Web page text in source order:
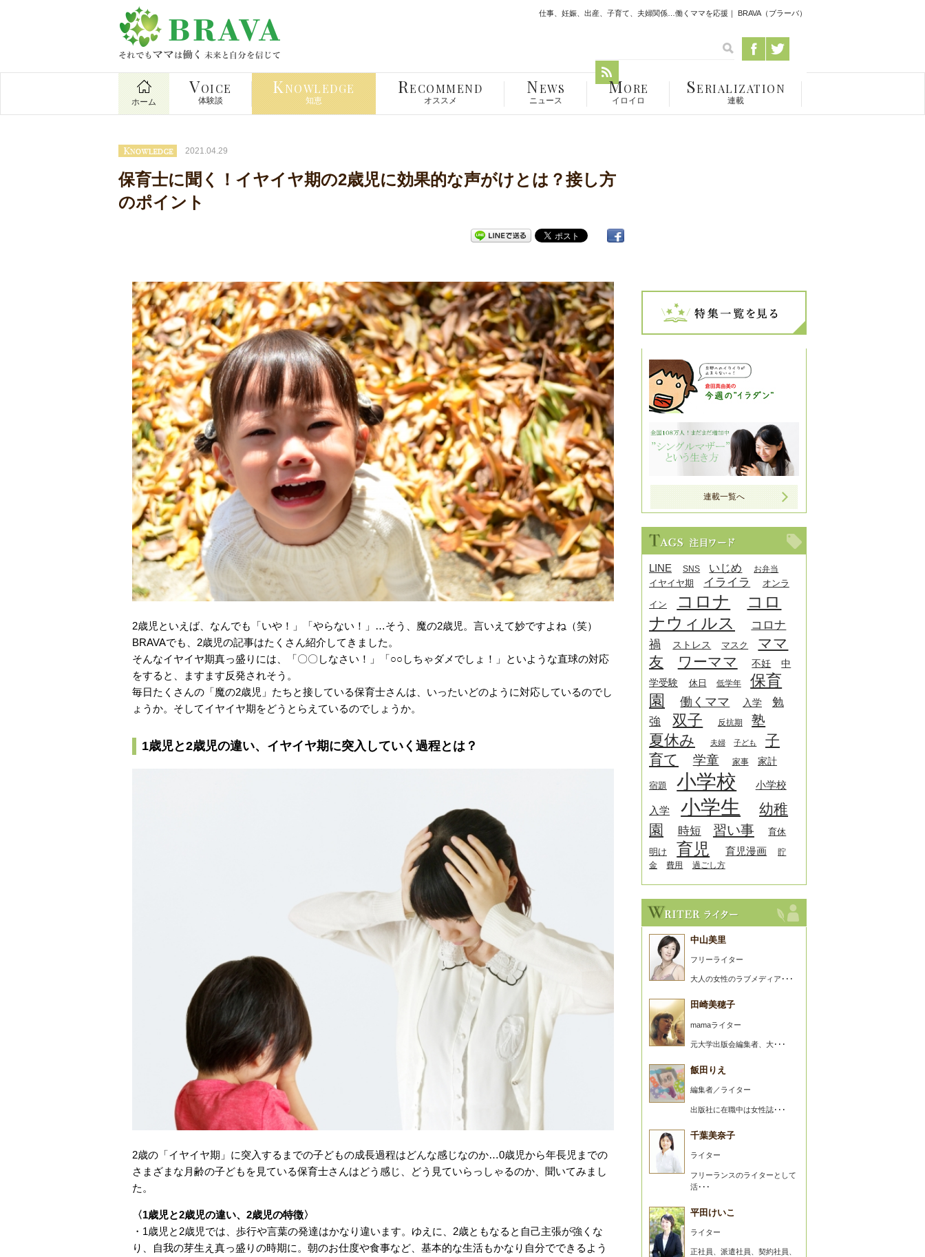
仕事、妊娠、出産、子育て、夫婦関係…働くママを応援｜ BRAVA（ブラーバ）
ホーム
VOICE
体験談
KNOWLEDGE
知恵
RECOMMEND
オススメ
NEWS
ニュース
MORE
イロイロ
SERIALIZATION
連載
2021.04.29
保育士に聞く！イヤイヤ期の2歳児に効果的な声がけとは？接し方
のポイント
2歳児といえば、なんでも「いや！」「やらない！」…そう、魔の2歳児。言いえて妙ですよね（笑）
BRAVAでも、2歳児の記事はたくさん紹介してきました。
そんなイヤイヤ期真っ盛りには、「〇〇しなさい！」「○○しちゃダメでしょ！」といような直球の対応
をすると、ますます反発されそう。
毎日たくさんの「魔の2歳児」たちと接している保育士さんは、いったいどのように対応しているのでし
ょうか。そしてイヤイヤ期をどうとらえているのでしょうか。
1歳児と2歳児の違い、イヤイヤ期に突入していく過程とは？
2歳の「イヤイヤ期」に突入するまでの子どもの成長過程はどんな感じなのか…0歳児から年長児までの
さまざまな月齢の子どもを見ている保育士さんはどう感じ、どう見ていらっしゃるのか、聞いてみまし
た。
〈1歳児と2歳児の違い、2歳児の特徴〉
・1歳児と2歳児では、歩行や言葉の発達はかなり違います。ゆえに、2歳ともなると自己主張が強くな
り、自我の芽生え真っ盛りの時期に。朝のお仕度や食事など、基本的な生活もかなり自分でできるよう
連載一覧へ
LINE SNS いじめ お弁当
イヤイヤ期 イライラ オンラ
イン コロナ
コロ
ナウィルス
コロナ
禍
ストレス マスク
ママ
友
ワーママ 不妊
中
学受験
休日 低学年
保育
園
働くママ 入学
勉
強
双子 反抗期 塾
夏休み 夫婦 子ども
子
育て
学童 家事 家計
宿題 小学校 小学校
入学 小学生
幼稚
園
時短 習い事
育休
明け
育児 育児漫画
貯
金
費用 過ごし方
中山美里
フリーライター
大人の女性のラブメディア･･･
田崎美穂子
mamaライター
元大学出版会編集者、大･･･
飯田りえ
編集者／ライター
出版社に在職中は女性誌･･･
千葉美奈子
ライター
フリーランスのライターとして
活･･･
平田けいこ
ライター
正社員、派遣社員、契約社員、